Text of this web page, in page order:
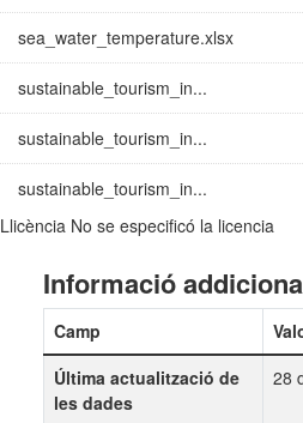
sea_water_temperature.xlsx
sustainable_tourism_in...
sustainable_tourism_in...
sustainable_tourism_in...
Llicència No se especificó la licencia
Informació
Camp
Última actualització de
les dades
28